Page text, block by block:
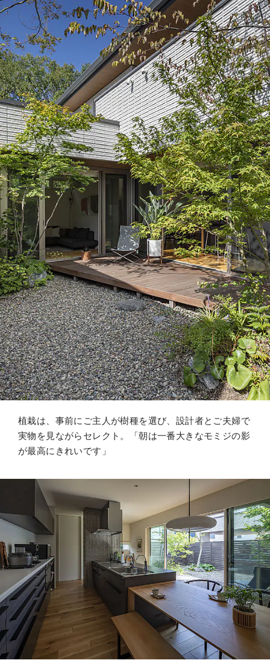
植栽は、事前にご主人が樹種を選び、設計者とご夫婦で
実物を見ながらセレクト。「朝は一番大きなモミジの影
が最高にきれいです」